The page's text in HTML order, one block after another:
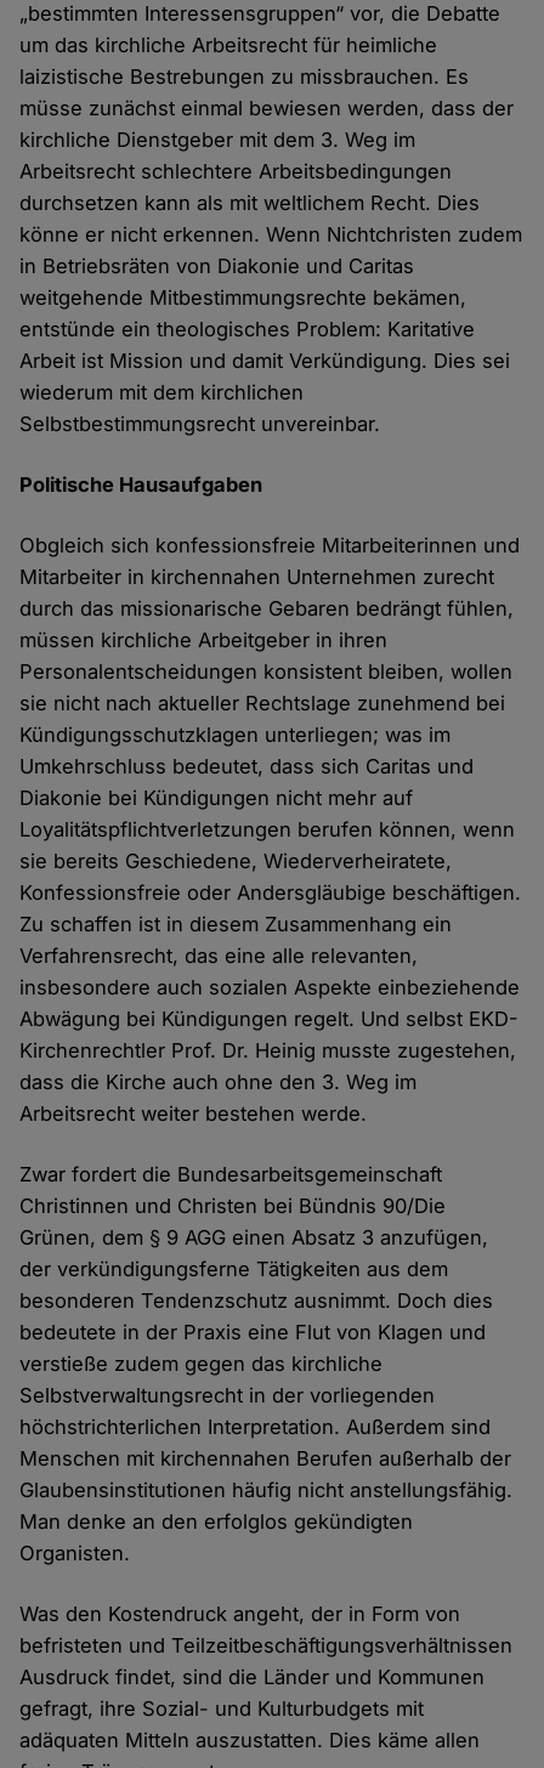
„bestimmten Interessensgruppen“ vor, die Debatte
um das kirchliche Arbeitsrecht für heimliche
laizistische Bestrebungen zu missbrauchen. Es
müsse zunächst einmal bewiesen werden, dass der
kirchliche Dienstgeber mit dem 3. Weg im
Arbeitsrecht schlechtere Arbeitsbedingungen
durchsetzen kann als mit weltlichem Recht. Dies
könne er nicht erkennen. Wenn Nichtchristen zudem
in Betriebsräten von Diakonie und Caritas
weitgehende Mitbestimmungsrechte bekämen,
entstünde ein theologisches Problem: Karitative
Arbeit ist Mission und damit Verkündigung. Dies sei
wiederum mit dem kirchlichen
Selbstbestimmungsrecht unvereinbar.
Politische Hausaufgaben
Obgleich sich konfessionsfreie Mitarbeiterinnen und
Mitarbeiter in kirchennahen Unternehmen zurecht
durch das missionarische Gebaren bedrängt fühlen,
müssen kirchliche Arbeitgeber in ihren
Personalentscheidungen konsistent bleiben, wollen
sie nicht nach aktueller Rechtslage zunehmend bei
Kündigungsschutzklagen unterliegen; was im
Umkehrschluss bedeutet, dass sich Caritas und
Diakonie bei Kündigungen nicht mehr auf
Loyalitätspflichtverletzungen berufen können, wenn
sie bereits Geschiedene, Wiederverheiratete,
Konfessionsfreie oder Andersgläubige beschäftigen.
Zu schaffen ist in diesem Zusammenhang ein
Verfahrensrecht, das eine alle relevanten,
insbesondere auch sozialen Aspekte einbeziehende
Abwägung bei Kündigungen regelt. Und selbst EKD-
Kirchenrechtler Prof. Dr. Heinig musste zugestehen,
dass die Kirche auch ohne den 3. Weg im
Arbeitsrecht weiter bestehen werde.
Zwar fordert die Bundesarbeitsgemeinschaft
Christinnen und Christen bei Bündnis 90/Die
Grünen, dem § 9 AGG einen Absatz 3 anzufügen,
der verkündigungsferne Tätigkeiten aus dem
besonderen Tendenzschutz ausnimmt. Doch dies
bedeutete in der Praxis eine Flut von Klagen und
verstieße zudem gegen das kirchliche
Selbstverwaltungsrecht in der vorliegenden
höchstrichterlichen Interpretation. Außerdem sind
Menschen mit kirchennahen Berufen außerhalb der
Glaubensinstitutionen häufig nicht anstellungsfähig.
Man denke an den erfolglos gekündigten
Organisten.
Was den Kostendruck angeht, der in Form von
befristeten und Teilzeitbeschäftigungsverhältnissen
Ausdruck findet, sind die Länder und Kommunen
gefragt, ihre Sozial- und Kulturbudgets mit
adäquaten Mitteln auszustatten. Dies käme allen